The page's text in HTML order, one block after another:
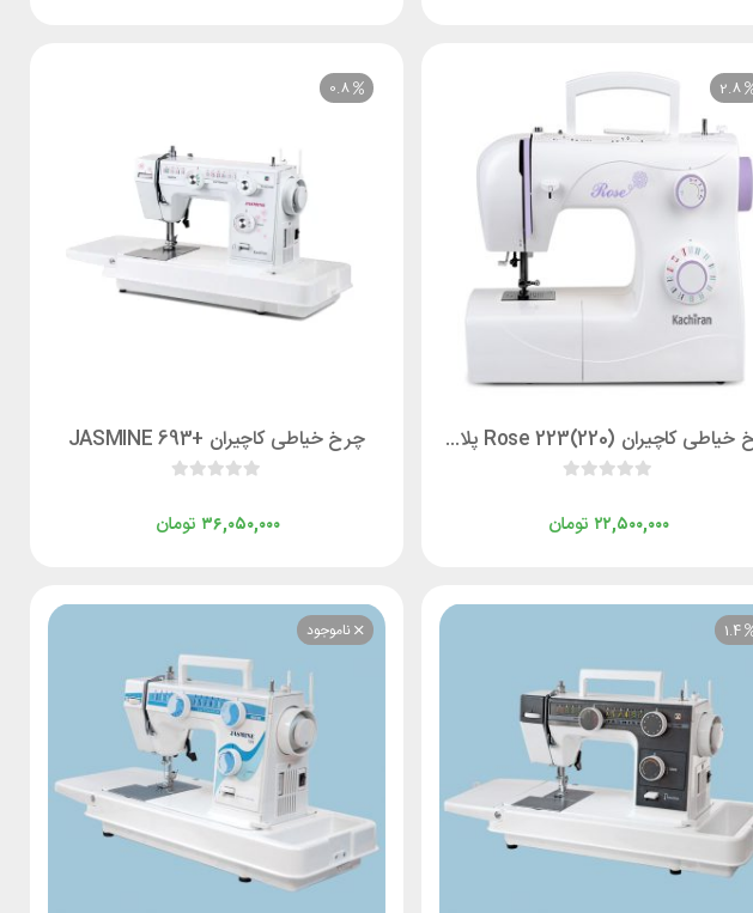
2.8
چرخ خیاطی کاچیران (220)Rose 223 پلاس
تومان ۲۲,۵۰۰,۰۰۰
0.8
چرخ خیاطی کاچیران +JASMINE 693
تومان ۳۶,۰۵۰,۰۰۰
1.4 ناموجود